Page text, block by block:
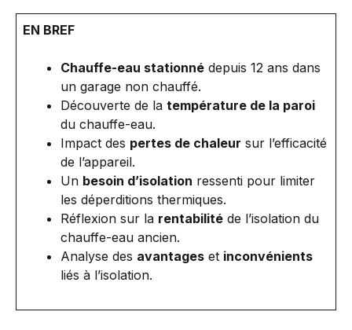
EN BREF
Chauffe-eau stationné depuis 12 ans dans
un garage non chauffé.
Découverte de la température de la paroi
du chauffe-eau.
Impact des pertes de chaleur sur l’efficacité
de l’appareil.
Un besoin d’isolation ressenti pour limiter
les déperditions thermiques.
Réflexion sur la rentabilité de l’isolation du
chauffe-eau ancien.
Analyse des avantages et inconvénients
liés à l’isolation.